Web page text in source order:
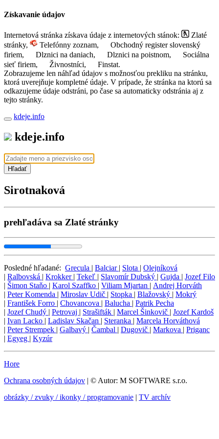
Získavanie údajov
Internetová stránka získava údaje z internetových stánok:
Zlaté
stránky,
Telefónny zoznam,
Obchodný register slovenský
firiem,
Dlznici na daniach, Dlznici na poistnom,
Sociálna
sieť firiem,
Živnostníci,
Finstat.
Zobrazujeme len náhľad údajov s možnosťou prekliku na stránku,
ktorá uverejňuje kompletné údaje. V prípade, že stránka na ktorú sa
odkazujeme údaje odstráni, po čase sa automaticky odstránia aj z
tejto stránky.
kdeje.info
kdeje.info
Hľadať
Sirotnaková
prehľadáva sa Zlaté stránky
Posledné hľadané: Grecula | Balciar | Slota | Olejníková
| Ralbovská | Krokker | Tekeľ | Slavomír Dubský | Gujda | Jozef Filo
| Šimon Staňo | Karol Szaffko | Viliam Mjartan | Andrej Horváth
| Peter Komenda | Miroslav Udič | Stopka | Blažovský | Mokrý
| František Forro | Chovancova | Balucha | Patrik Pecha
| Jozef Chudý | Petrovaj | Strašifták | Marcel Šinkovič | Jozef Kardoš
| Ivan Lacko | Ladislav Skačan | Steranka | Marcela Horváthová
| Peter Strempek | Galbavý | Čambal | Dugovič | Markova | Priganc
| Egyeg | Kyzúr
Hore
Ochrana osobných údajov | © Autor: M SOFTWARE s.r.o.
obrázky / zvuky / ikonky / programovanie | TV archív